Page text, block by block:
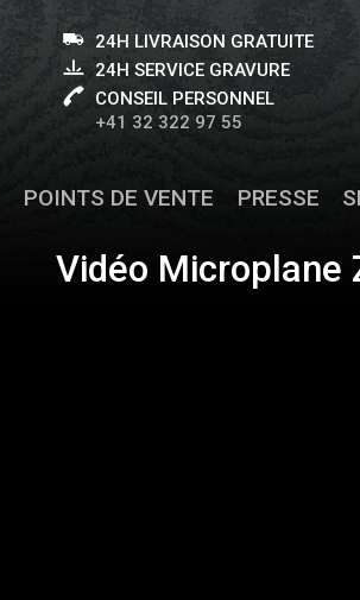
24H LIVRAISON GRATUITE
24H SERVICE GRAVURE
CONSEIL PERSONNEL
+41 32 322 97 55
POINTS DE VENTE PRESSE
Vidéo Microplane